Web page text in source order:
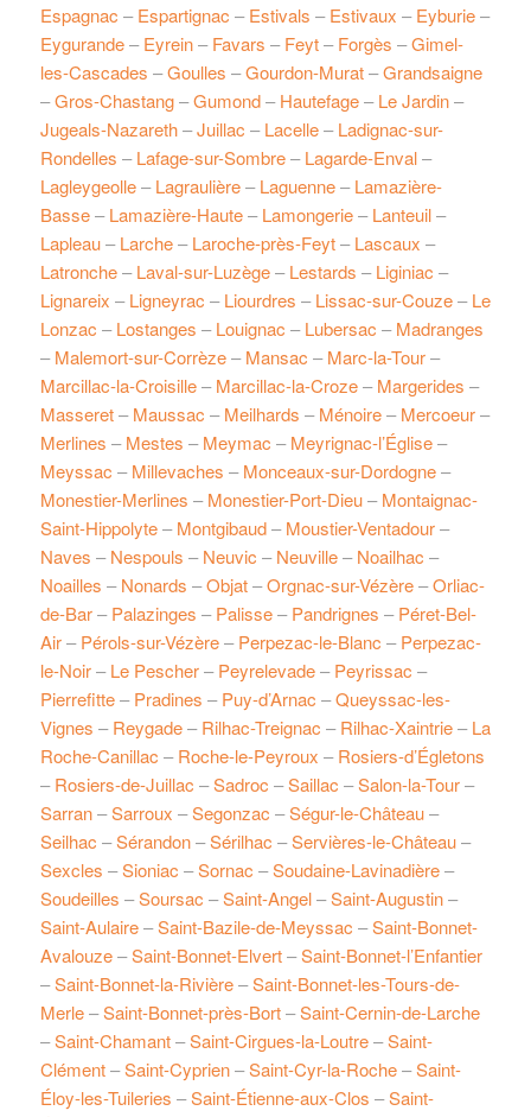
Espagnac –Espartignac –Estivals –Estivaux –Eyburie–
Eygurande–Eyrein–Favars –Feyt–Forgès –Gimel-
les-Cascades –Goulles –Gourdon-Murat–Grandsaigne
–Gros-Chastang–Gumond–Hautefage–Le Jardin–
Jugeals-Nazareth–Juillac –Lacelle–Ladignac-sur-
Rondelles –Lafage-sur-Sombre–Lagarde-Enval–
Lagleygeolle–Lagraulière–Laguenne–Lamazière-
Basse–Lamazière-Haute–Lamongerie–Lanteuil–
Lapleau–Larche–Laroche-près-Feyt–Lascaux –
Latronche–Laval-sur-Luzège–Lestards –Liginiac –
Lignareix –Ligneyrac –Liourdres –Lissac-sur-Couze–Le
Lonzac –Lostanges –Louignac –Lubersac –Madranges
–Malemort-sur-Corrèze–Mansac –Marc-la-Tour–
Marcillac-la-Croisille–Marcillac-la-Croze–Margerides –
Masseret–Maussac –Meilhards –Ménoire–Mercoeur–
Merlines –Mestes –Meymac –Meyrignac-l’Église–
Meyssac –Millevaches –Monceaux-sur-Dordogne–
Monestier-Merlines –Monestier-Port-Dieu–Montaignac-
Saint-Hippolyte–Montgibaud–Moustier-Ventadour–
Naves –Nespouls –Neuvic –Neuville–Noailhac –
Noailles –Nonards –Objat–Orgnac-sur-Vézère–Orliac-
de-Bar–Palazinges –Palisse–Pandrignes –Péret-Bel-
Air–Pérols-sur-Vézère–Perpezac-le-Blanc –Perpezac-
le-Noir–Le Pescher–Peyrelevade–Peyrissac –
Pierrefitte–Pradines –Puy-d’Arnac –Queyssac-les-
Vignes –Reygade–Rilhac-Treignac –Rilhac-Xaintrie–La
Roche-Canillac –Roche-le-Peyroux –Rosiers-d’Égletons
–Rosiers-de-Juillac –Sadroc –Saillac –Salon-la-Tour–
Sarran–Sarroux –Segonzac –Ségur-le-Château–
Seilhac –Sérandon–Sérilhac –Servières-le-Château–
Sexcles –Sioniac –Sornac –Soudaine-Lavinadière–
Soudeilles –Soursac –Saint-Angel–Saint-Augustin–
Saint-Aulaire–Saint-Bazile-de-Meyssac –Saint-Bonnet-
Avalouze–Saint-Bonnet-Elvert–Saint-Bonnet-l’Enfantier
–Saint-Bonnet-la-Rivière–Saint-Bonnet-les-Tours-de-
Merle–Saint-Bonnet-près-Bort–Saint-Cernin-de-Larche
–Saint-Chamant–Saint-Cirgues-la-Loutre–Saint-
Clément–Saint-Cyprien–Saint-Cyr-la-Roche–Saint-
Éloy-les-Tuileries –Saint-Étienne-aux-Clos –Saint-